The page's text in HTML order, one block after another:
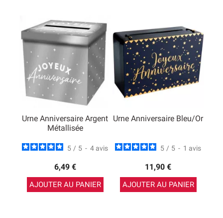
Urne Anniversaire Argent
Métallisée
5 / 5 - 4 avis
6,49 €
AJOUTER AU PANIER
Urne Anniversaire Bleu/Or
5 / 5 - 1 avis
11,90 €
AJOUTER AU PANIER